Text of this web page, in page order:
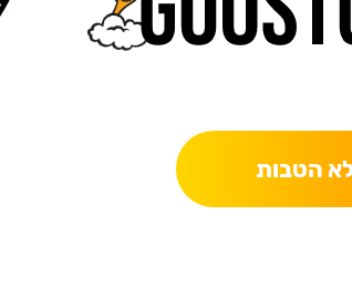
הטבות